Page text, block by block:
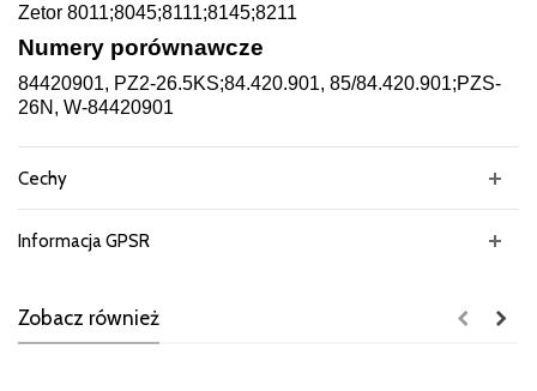
Zetor 8011;8045;8111;8145;8211
Numery porównawcze
84420901, PZ2-26.5KS;84.420.901, 85/84.420.901;PZS-
26N, W-84420901
Cechy
Informacja GPSR
Zobacz również